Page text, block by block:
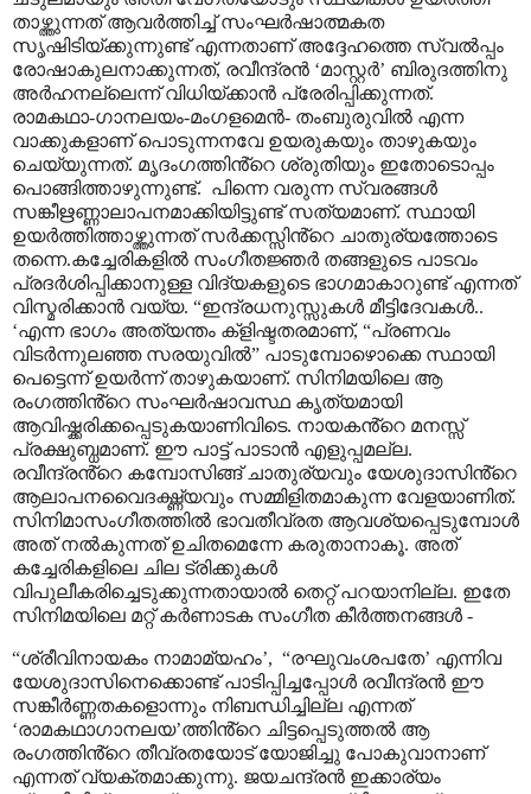
താഴ്ത്തുന്നത് ആവർത്തിച്ച് സംഘർഷാത്മകത
സൃഷിടിയ്ക്കുന്നുണ്ട് എന്നതാണ് അദ്ദേഹത്തെ സ്വൽപ്പം
രോഷാകുലനാക്കുന്നത്, രവീന്ദ്രൻ ‘മാസ്റ്റർ’ ബിരുദത്തിനു
അർഹനല്ലെന്ന് വിധിയ്ക്കാൻ പ്രേരിപ്പിക്കുന്നത്.
രാമകഥാ-ഗാനലയം-മംഗളമെൻ- തംബുരുവിൽ എന്ന
വാക്കുകളാണ് പൊടുന്നനവേ ഉയരുകയും താഴുകയും
ചെയ്യുന്നത്. മൃദംഗത്തിൻ്റെ ശ്രുതിയും ഇതോടൊപ്പം
പൊങ്ങിത്താഴുന്നുണ്ട്. പിന്നെ വരുന്ന സ്വരങ്ങൾ
സങ്കീഋണ്ണാലാപനമാക്കിയിട്ടുണ്ട് സത്യമാണ്. സ്ഥായി
ഉയർത്തിത്താഴ്ത്തുന്നത് സർക്കസ്സിൻ്റെ ചാതുര്യത്തോടെ
തന്നെ.കച്ചേരികളിൽ സംഗീതജ്ഞർ തങ്ങളുടെ പാടവം
പ്രദർശിപ്പിക്കാനുള്ള വിദ്യകളുടെ ഭാഗമാകാറുണ്ട് എന്നത്
വിസ്മരിക്കാൻ വയ്യ. “ഇന്ദ്രധനുസ്സുകൾ മീട്ടിദേവകൾ..
‘എന്ന ഭാഗം അത്യന്തം ക്ളിഷ്ടതരമാണ്, “പ്രണവം
വിടർന്നുലഞ്ഞ സരയുവിൽ” പാടുമ്പോഴൊക്കെ സ്ഥായി
പെട്ടെന്ന് ഉയർന്ന് താഴുകയാണ്. സിനിമയിലെ ആ
രംഗത്തിൻ്റെ സംഘർഷാവസ്ഥ കൃത്യമായി
ആവിഷ്ക്കരിക്കപ്പെടുകയാണിവിടെ. നായകൻ്റെ മനസ്സ്
പ്രക്ഷുബ്ധമാണ്. ഈ പാട്ട് പാടാൻ എളുപ്പമല്ല.
രവീന്ദ്രൻ്റെ കമ്പോസിങ്ങ് ചാതുര്യവും യേശുദാസിൻ്റെ
ആലാപനവൈദഗ്ദ്ധ്യവും സമ്മിളിതമാകുന്ന വേളയാണിത്.
സിനിമാസംഗീതത്തിൽ ഭാവതീവ്രത ആവശ്യപ്പെടുമ്പോൾ
അത് നൽകുന്നത് ഉചിതമെന്നേ കരുതാനാകൂ. അത്
കച്ചേരികളിലെ ചില ട്രിക്കുകൾ
വിപുലീകരിച്ചെടുക്കുന്നതായാൽ തെറ്റ് പറയാനില്ല. ഇതേ
സിനിമയിലെ മറ്റ് കർണാടക സംഗീത കീർത്തനങ്ങൾ -
“ശ്രീവിനായകം നാമാമ്യഹം’, “രഘുവംശപതേ’ എന്നിവ
യേശുദാസിനെക്കൊണ്ട് പാടിപ്പിച്ചപ്പോൾ രവീന്ദ്രൻ ഈ
സങ്കീർണ്ണതകളൊന്നും നിബന്ധിച്ചില്ല എന്നത്
‘രാമകഥാഗാനലയ’ത്തിൻ്റെ ചിട്ടപ്പെടുത്തൽ ആ
രംഗത്തിൻ്റെ തീവ്രതയോട് യോജിച്ചു പോകുവാനാണ്
എന്നത് വ്യക്തമാക്കുന്നു. ജയചന്ദ്രൻ ഇക്കാര്യം